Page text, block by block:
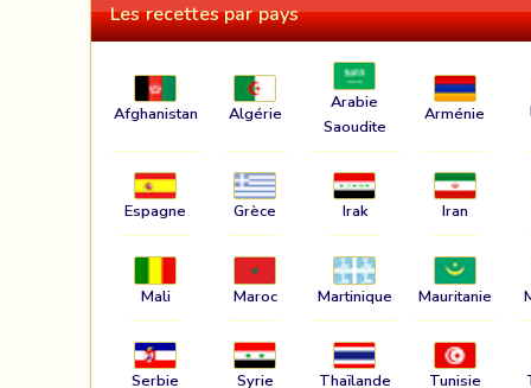
Les recettes par pays
Afghanistan Algérie
Arabie
Saoudite
Arménie
Espagne Grèce Irak Iran
Mali Maroc Martinique Mauritanie
Serbie Syrie Thaïlande Tunisie